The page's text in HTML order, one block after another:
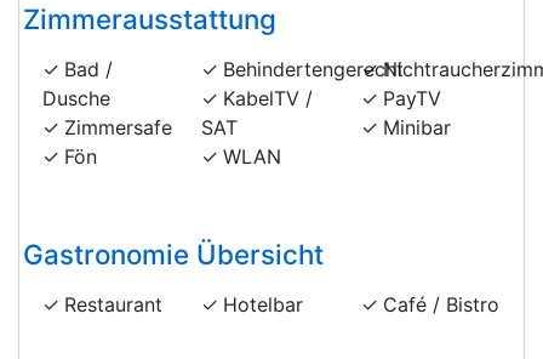
Zimmerausstattung
Bad /
Dusche
Zimmersafe
Fön
Behindertengerecht
KabelTV /
SAT
WLAN
PayTV
Minibar
Gastronomie Übersicht
Restaurant Hotelbar Café / Bistro